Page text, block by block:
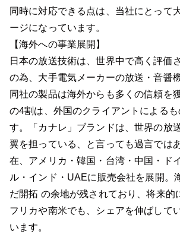
同時に対応できる点は、当社にとって
ージになっています。
【海外への事業展開】
日本の放送技術は、世界中で高く評価
の為、大手電気メーカーの放送・音醤
同社の製品は海外からも多くの信頼を
の4割は、外国のクライアントによるも
す。「カナレ」ブランドは、世界の放
翼を担っている、と言っても過言では
在、アメリカ・韓国・台湾・中国・ド
ル・インド・UAEに販売会社を展開。
だ開拓 の余地が残されており、将来的
フリカや南米でも、シェアを伸ばして
います。